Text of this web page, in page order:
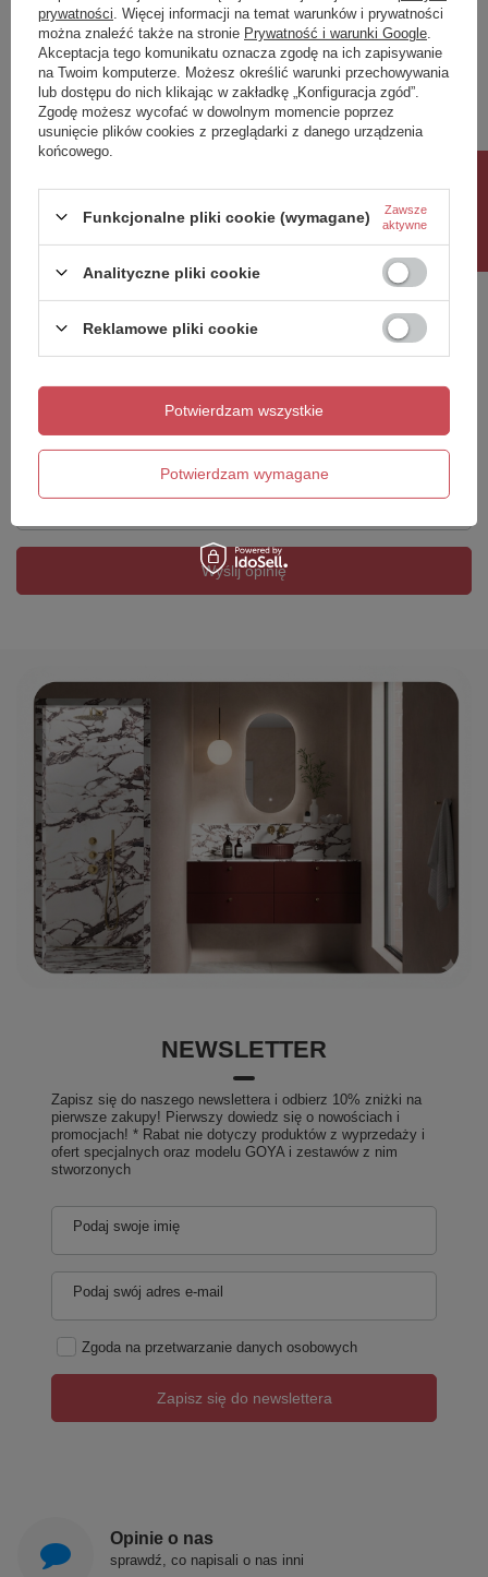
Napisz swoją opinię
Twoja ocena:
5/5
Dodaj własne zdjęcie produktu:
Twoje imię
Wyślij opinię
NEWSLETTER
Zapisz się do naszego newslettera i odbierz 10% zniżki na
pierwsze zakupy! Pierwszy dowiedz się o nowościach i
promocjach! * Rabat nie dotyczy produktów z wyprzedaży i
ofert specjalnych oraz modelu GOYA i zestawów z nim
stworzonych
Podaj swoje imię
Podaj swój adres e-mail
Zgoda na przetwarzanie danych osobowych
Zapisz się do newslettera
Opinie o nas
sprawdź, co napisali o nas inni
prywatności . Więcej informacji na temat warunków i prywatności
można znaleźć także na stronie Prywatność i warunki Google
Akceptacja tego komunikatu oznacza zgodę na ich zapisywanie
na Twoim komputerze. Możesz określić warunki przechowywania
lub dostępu do nich klikając w zakładkę „Konfiguracja zgód”.
Zgodę możesz wycofać w dowolnym momencie poprzez
usunięcie plików cookies z przeglądarki z danego urządzenia
końcowego.
Funkcjonalne pliki cookie (wymagane)
Zawsze
aktywne
Analityczne pliki cookie
Reklamowe pliki cookie
Potwierdzam wymagane
Potwierdzam wszystkie